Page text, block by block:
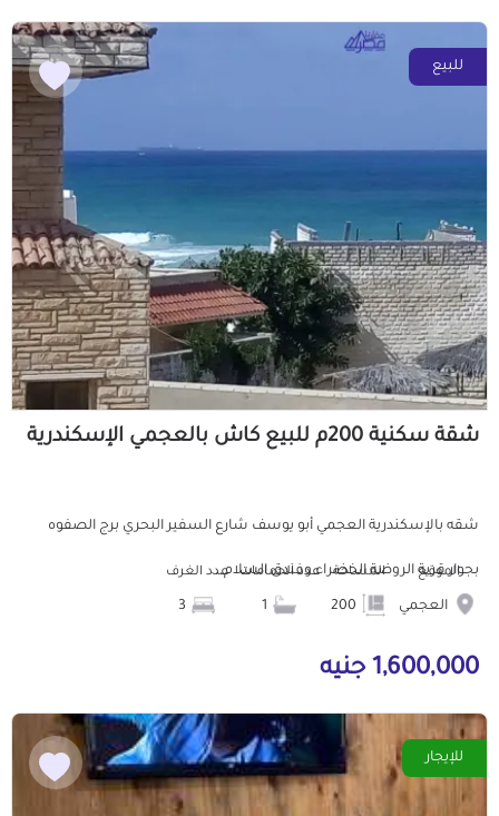
للبيع
شقة سكنية 200م للبيع كاش بالعجمي الإسكندرية
شقه بالإسكندرية العجمي أبو يوسف شارع السفير البحري برج الصفوه
بجوار قرية الروضة الخضراء وفندق السلام...
الموقع
العجمي
المساحة عدد الحمامات عدد الغرف
1,600,000 جنيه
للإيجار